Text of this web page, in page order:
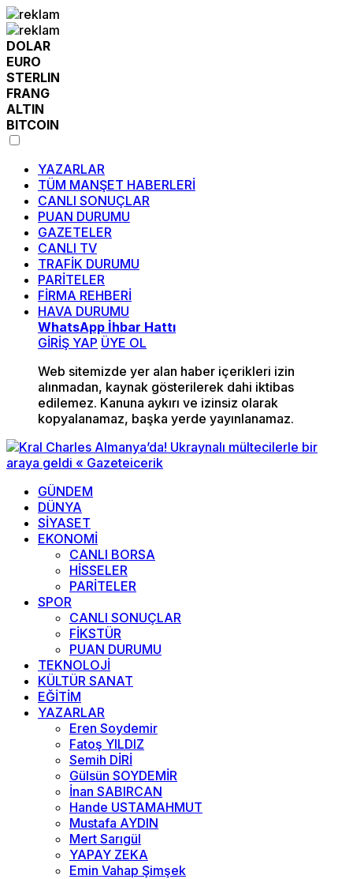
DOLAR
EURO
STERLIN
FRANG
ALTIN
BITCOIN
YAZARLAR
TÜM MANŞET HABERLERİ
CANLI SONUÇLAR
PUAN DURUMU
GAZETELER
CANLI TV
TRAFİK DURUMU
PARİTELER
FİRMA REHBERİ
HAVA DURUMU
WhatsApp İhbar Hattı
GİRİŞ YAP ÜYE OL
Web sitemizde yer alan haber içerikleri izin
alınmadan, kaynak gösterilerek dahi iktibas
edilemez. Kanuna aykırı ve izinsiz olarak
kopyalanamaz, başka yerde yayınlanamaz.
GÜNDEM
DÜNYA
SİYASET
EKONOMİ
CANLI BORSA
HİSSELER
PARİTELER
SPOR
CANLI SONUÇLAR
FİKSTÜR
PUAN DURUMU
TEKNOLOJİ
KÜLTÜR SANAT
EĞİTİM
YAZARLAR
Eren Soydemir
Fatoş YILDIZ
Semih DİRİ
Gülsün SOYDEMİR
İnan SABIRCAN
Hande USTAMAHMUT
Mustafa AYDIN
Mert Sarıgül
YAPAY ZEKA
Emin Vahap Şimşek